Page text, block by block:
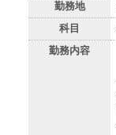
勤務地
科目
勤務内容